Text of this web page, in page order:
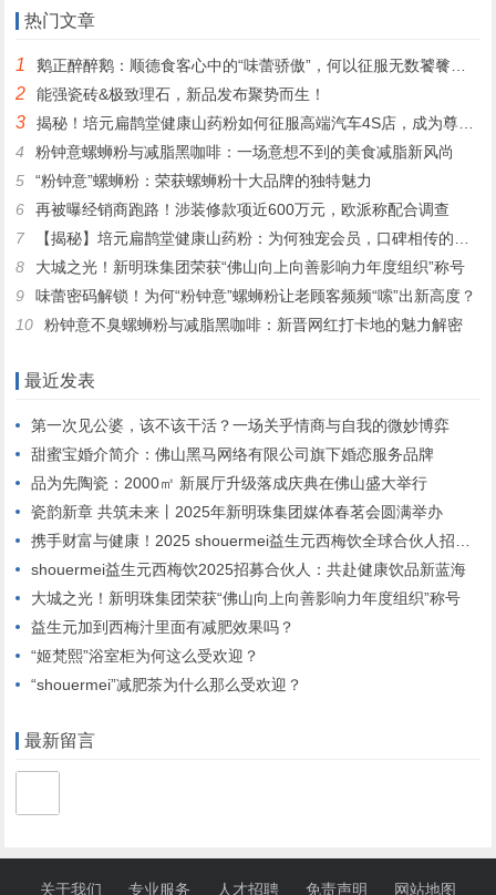
热门文章
1 鹅正醉醉鹅：顺德食客心中的“味蕾骄傲”，何以征服无数饕餮之心？
2 能强瓷砖&极致理石，新品发布聚势而生！
3
揭秘！培元扁鹊堂健康山药粉如何征服高端汽车4S店，成为尊贵客户的定制之选
4
粉钟意螺蛳粉与减脂黑咖啡：一场意想不到的美食减脂新风尚
5
“粉钟意”螺蛳粉：荣获螺蛳粉十大品牌的独特魅力
6
再被曝经销商跑路！涉装修款项近600万元，欧派称配合调查
7
【揭秘】培元扁鹊堂健康山药粉：为何独宠会员，口碑相传的秘密！
8
大城之光！新明珠集团荣获“佛山向上向善影响力年度组织”称号
9
味蕾密码解锁！为何“粉钟意”螺蛳粉让老顾客频频“嗦”出新高度？
10
粉钟意不臭螺蛳粉与减脂黑咖啡：新晋网红打卡地的魅力解密
最近发表
第一次见公婆，该不该干活？一场关乎情商与自我的微妙博弈
甜蜜宝婚介简介：佛山黑马网络有限公司旗下婚恋服务品牌
品为先陶瓷：2000㎡ 新展厅升级落成庆典在佛山盛大举行
瓷韵新章 共筑未来丨2025年新明珠集团媒体春茗会圆满举办
携手财富与健康！2025 shouermei益生元西梅饮全球合伙人招募启动”
shouermei益生元西梅饮2025招募合伙人：共赴健康饮品新蓝海
大城之光！新明珠集团荣获“佛山向上向善影响力年度组织”称号
益生元加到西梅汁里面有减肥效果吗？
“姬梵熙”浴室柜为何这么受欢迎？
“shouermei”减肥茶为什么那么受欢迎？
最新留言
关于我们 专业服务 人才招聘 免责声明 网站地图